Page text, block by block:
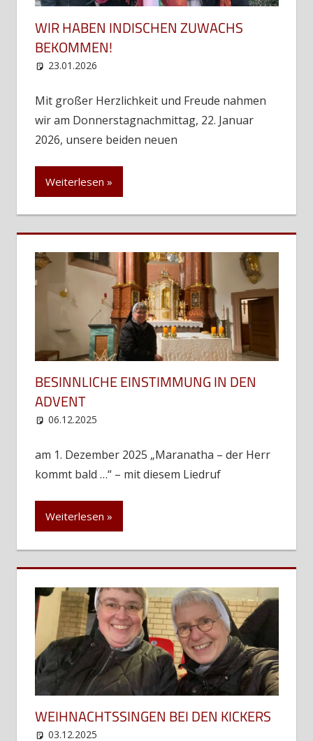
WIR HABEN INDISCHEN ZUWACHS
BEKOMMEN!
23.01.2026
Mit großer Herzlichkeit und Freude nahmen
wir am Donnerstagnachmittag, 22. Januar
2026, unsere beiden neuen
Weiterlesen
BESINNLICHE EINSTIMMUNG IN DEN
ADVENT
06.12.2025
am 1. Dezember 2025 „Maranatha – der Herr
kommt bald …“ – mit diesem Liedruf
Weiterlesen
WEIHNACHTSSINGEN BEI DEN KICKERS
03.12.2025